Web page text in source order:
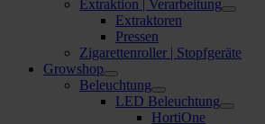
Extraktion | Verarbeitung
Extraktoren
Pressen
Zigarettenroller | Stopfgeräte
Growshop
Beleuchtung
LED Beleuchtung
HortiOne